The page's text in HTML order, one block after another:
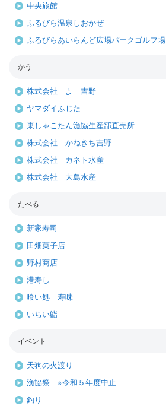
中央旅館
ふるびら温泉しおかぜ
ふるびらあいらんど広場パークゴルフ場
かう
株式会社 よ 吉野
ヤマダイふじた
東しゃこたん漁協生産部直売所
株式会社 かねきち吉野
株式会社 カネト水産
株式会社 大島水産
たべる
新家寿司
田畑菓子店
野村商店
港寿し
喰い処 寿味
いちい鮨
イベント
天狗の火渡り
漁協祭 ※令和５年度中止
釣り